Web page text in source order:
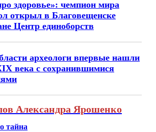
здоровье»: чемпион мира
открыл в Благовещенске
Центр единоборств
археологи впервые нашли
века с сохранившимися
Александра Ярошенко
тайна